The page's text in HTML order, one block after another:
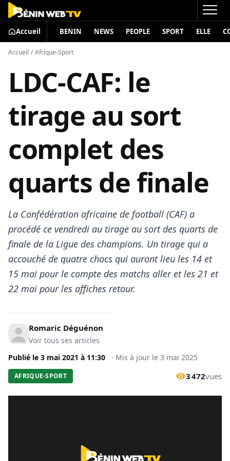
Accueil BENIN NEWS PEOPLE SPORT ELLE
Accueil / Afrique-Sport
LDC-CAF: le
tirage au sort
complet des
quarts de finale
La Confédération africaine de football (CAF) a
procédé ce vendredi au tirage au sort des quarts de
finale de la Ligue des champions. Un tirage qui a
accouché de quatre chocs qui auront lieu les 14 et
15 mai pour le compte des matchs aller et les 21 et
22 mai pour les affiches retour.
Romaric Déguénon
Voir tous ses articles
Publié le 3 mai 2021 à 11:30 · Mis à jour le 3 mai 2025
AFRIQUE-SPORT 3 472vues